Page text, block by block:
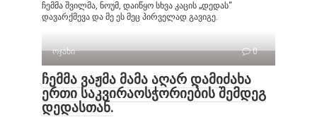
ჩემმა შვილმა, ნოუმ, დაიწყო სხვა კაცის „დედას“
დავარქმევა და მე ეს მეც პირველად გავიგე.
ოჯახი 0
ჩემმა ვაჟმა მამა აღარ დამიძახა
ერთი საკვირაოსჭორიების შემდეგ
დედასთან.